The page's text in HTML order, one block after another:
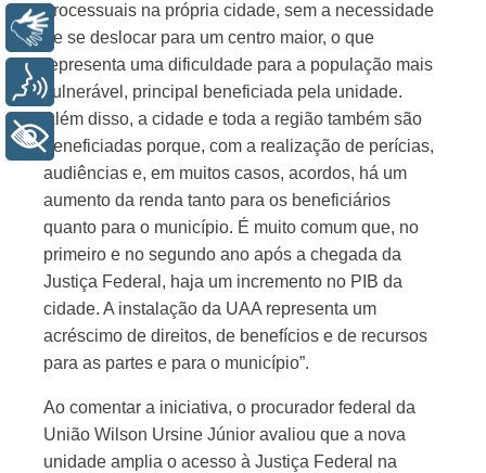
processuais na própria cidade, sem a necessidade
de se deslocar para um centro maior, o que
representa uma dificuldade para a população mais
vulnerável, principal beneficiada pela unidade.
Além disso, a cidade e toda a região também são
beneficiadas porque, com a realização de perícias,
audiências e, em muitos casos, acordos, há um
aumento da renda tanto para os beneficiários
quanto para o município. É muito comum que, no
primeiro e no segundo ano após a chegada da
Justiça Federal, haja um incremento no PIB da
cidade. A instalação da UAA representa um
acréscimo de direitos, de benefícios e de recursos
para as partes e para o município”.
Ao comentar a iniciativa, o procurador federal da
União Wilson Ursine Júnior avaliou que a nova
unidade amplia o acesso à Justiça Federal na
Libras
Voz
+ Acessibilidade